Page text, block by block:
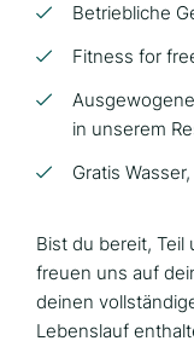
Betriebliche
Fitness for
in unserem
Gratis
Bist du bereit, Teil
freuen uns auf
deinen
Lebenslauf